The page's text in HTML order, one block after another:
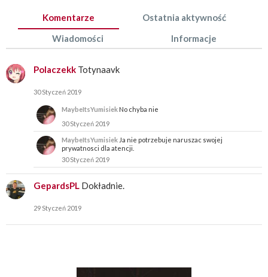
Komentarze
Ostatnia aktywność
Wiadomości
Informacje
Polaczekk Totynaavk
30 Styczeń 2019
MaybeItsYumisiek No chyba nie
30 Styczeń 2019
MaybeItsYumisiek Ja nie potrzebuje naruszac swojej
prywatnosci dla atencji.
30 Styczeń 2019
GepardsPL Dokładnie.
29 Styczeń 2019